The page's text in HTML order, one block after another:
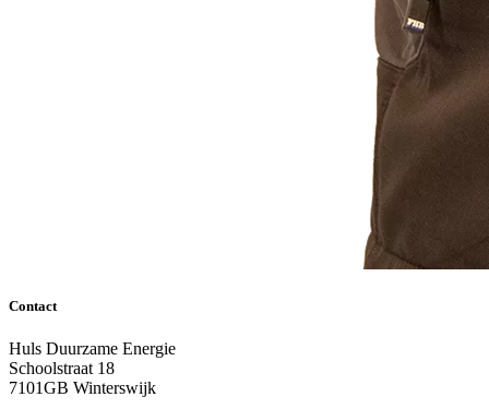
Contact
Huls Duurzame Energie
Schoolstraat 18
7101GB Winterswijk